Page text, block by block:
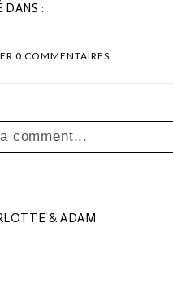
DANS :
0 COMMENTAIRES
comment...
& ADAM